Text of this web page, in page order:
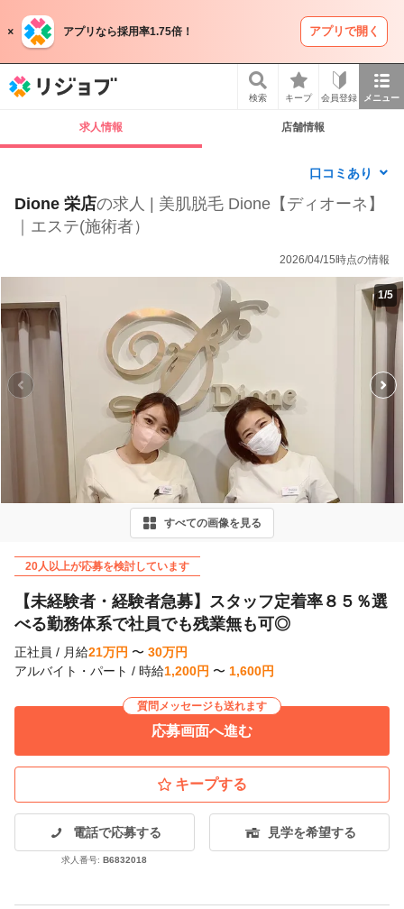
アプリなら採用率1.75倍！ アプリで開く
検索 キープ 会員登録 メニュー
求人情報 店舗情報
口コミあり
Dione 栄店の求人 | 美肌脱毛 Dione【ディオーネ】
｜エステ(施術者）
2026/04/15時点の情報
1/5
すべての画像を見る
20人以上が応募を検討しています
【未経験者・経験者急募】スタッフ定着率８５％選
べる勤務体系で社員でも残業無も可◎
正社員 / 月給21万円 〜 30万円
アルバイト・パート / 時給1,200円 〜 1,600円
質問メッセージも送れます
応募画面へ進む
キープする
電話で応募する
求人番号:B6832018
見学を希望する